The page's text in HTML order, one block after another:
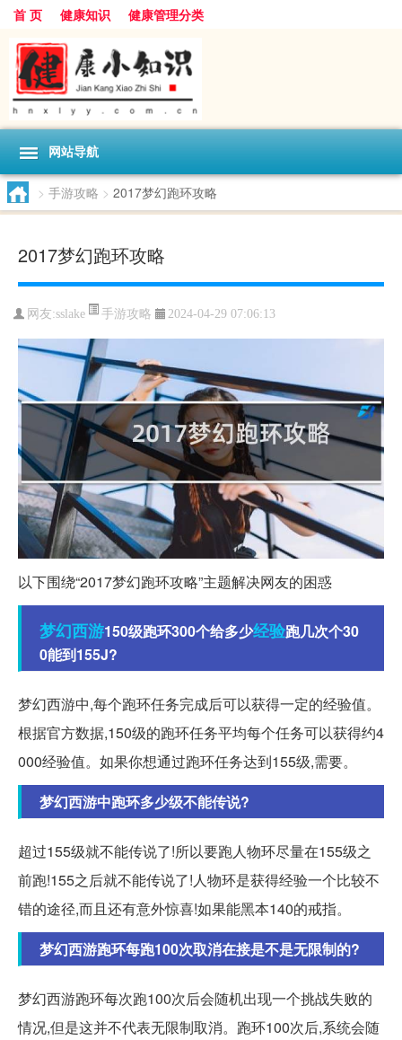
首 页 健康知识 健康管理分类
网站导航
> 手游攻略 > 2017梦幻跑环攻略
2017梦幻跑环攻略
网友:sslake 手游攻略 2024-04-29 07:06:13
以下围绕“2017梦幻跑环攻略”主题解决网友的困惑
梦幻西游150级跑环300个给多少经验跑几次个30
0能到155J?
梦幻西游中,每个跑环任务完成后可以获得一定的经验值。
根据官方数据,150级的跑环任务平均每个任务可以获得约4
000经验值。如果你想通过跑环任务达到155级,需要。
梦幻西游中跑环多少级不能传说?
超过155级就不能传说了!所以要跑人物环尽量在155级之
前跑!155之后就不能传说了!人物环是获得经验一个比较不
错的途径,而且还有意外惊喜!如果能黑本140的戒指。
梦幻西游跑环每跑100次取消在接是不是无限制的?
梦幻西游跑环每次跑100次后会随机出现一个挑战失败的
情况,但是这并不代表无限制取消。跑环100次后,系统会随